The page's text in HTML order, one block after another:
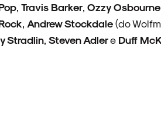
Travis Barker Ozzy Osbourne
Andrew Stockdale(do
Stradlin Steven Adlere Duff